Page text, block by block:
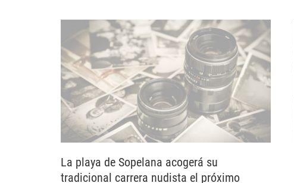
La playa de Sopelana acogerá su
tradicional carrera nudista el próximo